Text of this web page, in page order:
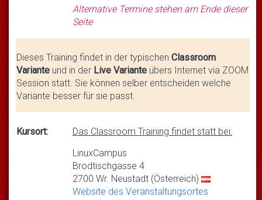
Alternative Termine stehen am Ende dieser
Seite
Dieses Training findet in der typischen Classroom
Variante und in der Live Variante übers Internet via ZOOM
Session statt. Sie können selber entscheiden welche
Variante besser für sie passt.
Kursort:
Das Classroom Training findet statt bei:
LinuxCampus
Brodtischgasse 4
2700 Wr. Neustadt (Österreich)
Website des Veranstaltungsortes